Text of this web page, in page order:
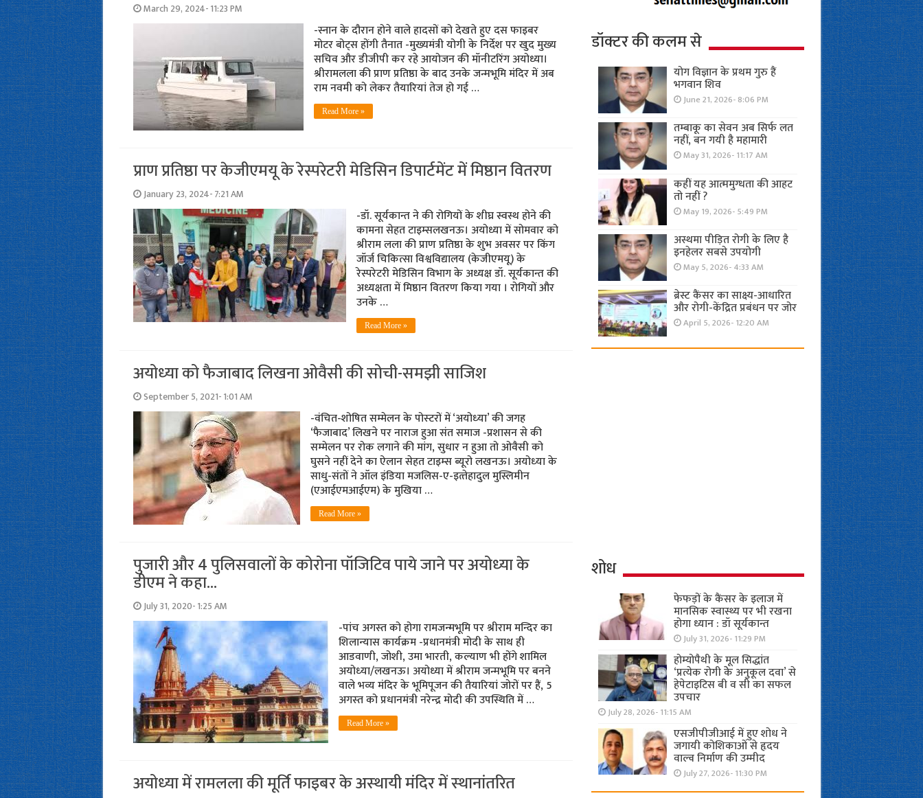
March 29, 2024- 11:23 PM
-स्नान के दौरान होने वाले हादसों को देखते हुए दस फाइबर
मोटर बोट्स होंगी तैनात -मुख्यमंत्री योगी के निर्देश पर खुद मुख्य
सचिव और डीजीपी कर रहे आयोजन की मॉनीटरिंग अयोध्या।
श्रीरामलला की प्राण प्रतिष्ठा के बाद उनके जन्मभूमि मंदिर में अब
राम नवमी को लेकर तैयारियां तेज हो गई …
Read More »
प्राण प्रतिष्ठा पर केजीएमयू के रेस्परेटरी मेडिसिन डिपार्टमेंट में मिष्ठान वितरण
January 23, 2024- 7:21 AM
-डॉ. सूर्यकान्त ने की रोगियों के शीघ्र स्वस्थ होने की
कामना सेहत टाइम्सलखनऊ। अयोध्या में सोमवार को
श्रीराम लला की प्राण प्रतिष्ठा के शुभ अवसर पर किंग
जॉर्ज चिकित्सा विश्वविद्यालय (केजीएमयू) के
रेस्परेटरी मेडिसिन विभाग के अध्यक्ष डॉ. सूर्यकान्त की
अध्यक्षता में मिष्ठान वितरण किया गया । रोगियों और
उनके …
Read More »
अयोध्‍या को फैजाबाद लिखना ओवैसी की सोची-समझी साजिश
September 5, 2021- 1:01 AM
-वंचित-शोषित सम्‍मेलन के पोस्‍टरों में ‘अयोध्‍या’ की जगह
‘फैजाबाद’ लिखने पर नाराज हुआ संत समाज -प्रशासन से की
सम्‍मेलन पर रोक लगाने की मांग, सुधार न हुआ तो ओवैसी को
घुसने नहीं देने का ऐलान सेहत टाइम्‍स ब्‍यूरो लखनऊ। अयोध्‍या के
साधु-संतों ने ऑल इंडिया मजलिस-ए-इत्‍तेहादुल मुस्लिमीन
(एआईएमआईएम) के मुखिया …
Read More »
पुजारी और 4 पुलिसवालों के कोरोना पॉजिटिव पाये जाने पर अयोध्‍या के
डीएम ने कहा…
July 31, 2020- 1:25 AM
-पांच अगस्‍त को होगा रामजन्‍मभूमि पर श्रीराम मन्दिर का
शिलान्‍यास कार्यक्रम -प्रधानमंत्री मोदी के साथ ही
आडवाणी, जोशी, उमा भारती, कल्‍याण भी होंगे शामिल
अयोध्‍या/लखनऊ। अयोध्या में श्रीराम जन्मभूमि पर बनने
वाले भव्‍य मंदिर के भूमिपूजन की तैयारियां जोरों पर हैं, 5
अगस्‍त को प्रधानमंत्री नरेन्‍द्र मोदी की उपस्थिति में …
Read More »
अयोध्‍या में रामलला की मूर्ति फाइबर के अस्‍थायी मंदिर में स्‍थानांतरित
डॉक्टर की कलम से
योग विज्ञान के प्रथम गुरु हैं
भगवान शिव
June 21, 2026- 8:06 PM
तम्बाकू का सेवन अब सिर्फ लत
नहीं, बन गयी है महामारी
May 31, 2026- 11:17 AM
कहीं यह आत्ममुग्धता की आहट
तो नहीं ?
May 19, 2026- 5:49 PM
अस्थमा पीड़ित रोगी के लिए है
इनहेलर सबसे उपयोगी
May 5, 2026- 4:33 AM
ब्रेस्ट कैंसर का साक्ष्य-आधारित
और रोगी-केंद्रित प्रबंधन पर जोर
April 5, 2026- 12:20 AM
शोध
फेफड़ों के कैंसर के इलाज में
मानसिक स्वास्थ्य पर भी रखना
होगा ध्यान : डॉ सूर्यकान्त
July 31, 2026- 11:29 PM
होम्योपैथी के मूल सिद्धांत
‘प्रत्येक रोगी केे अनुकूल दवा’ से
हेपेटाइटिस बी व सी का सफल
उपचार
July 28, 2026- 11:15 AM
एसजीपीजीआई में हुए शोध ने
जगायी कोशिकाओं से हृदय
वाल्व निर्माण की उम्मीद
July 27, 2026- 11:30 PM